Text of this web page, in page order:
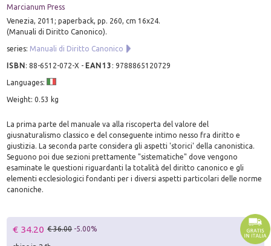
Marcianum Press
Venezia, 2011; paperback, pp. 260, cm 16x24.
(Manuali di Diritto Canonico).
series: Manuali di Diritto Canonico
ISBN:88-6512-072-X - EAN13 :9788865120729
Languages:
Weight: 0.53 kg
La prima parte del manuale va alla riscoperta del valore del
giusnaturalismo classico e del conseguente intimo nesso fra diritto e
giustizia. La seconda parte considera gli aspetti 'storici' della canonistica.
Seguono poi due sezioni prettamente "sistematiche" dove vengono
esaminate le questioni riguardanti la totalità del diritto canonico e gli
elementi ecclesiologici fondanti per i diversi aspetti particolari delle norme
canoniche.
€ 34.20 € 36.00 -5.00%